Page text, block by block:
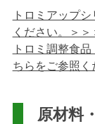
トロミアップ
ください。＞＞
トロミ調整食
ちらをご参照く
原材料